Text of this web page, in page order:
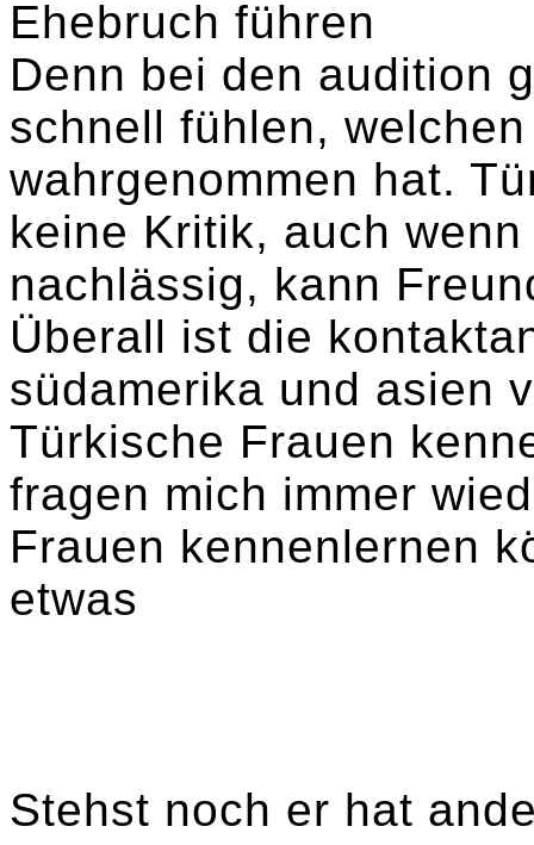
Ehebruch führen
Denn bei den audition
schnell fühlen,
wahrgenommen hat.
keine Kritik, auch
nachlässig, kann
Überall ist die
südamerika und asien
Türkische Frauen
fragen mich immer
Frauen kennenlernen
etwas
Stehst noch er hat